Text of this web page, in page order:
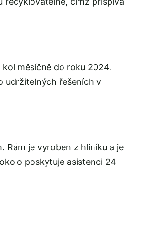
měsíčně do roku 2024.
udržitelných řešeních v
Rám je vyroben z hliníku a je
poskytuje asistenci 24